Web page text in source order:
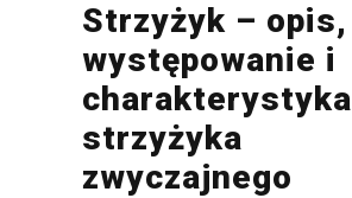
Strzyżyk – opis,
występowanie i
charakterystyka
strzyżyka
zwyczajnego